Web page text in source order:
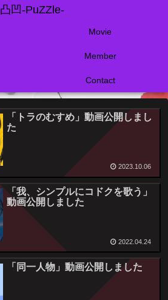
凸凹-PuZZle-
Movie
Member
Contact
「トラのむすめ」動画公開しまし
た
2023.10.06
「我、シンプルにコドクを歌う」
動画公開しました
2022.04.24
「同一人物」動画公開しました